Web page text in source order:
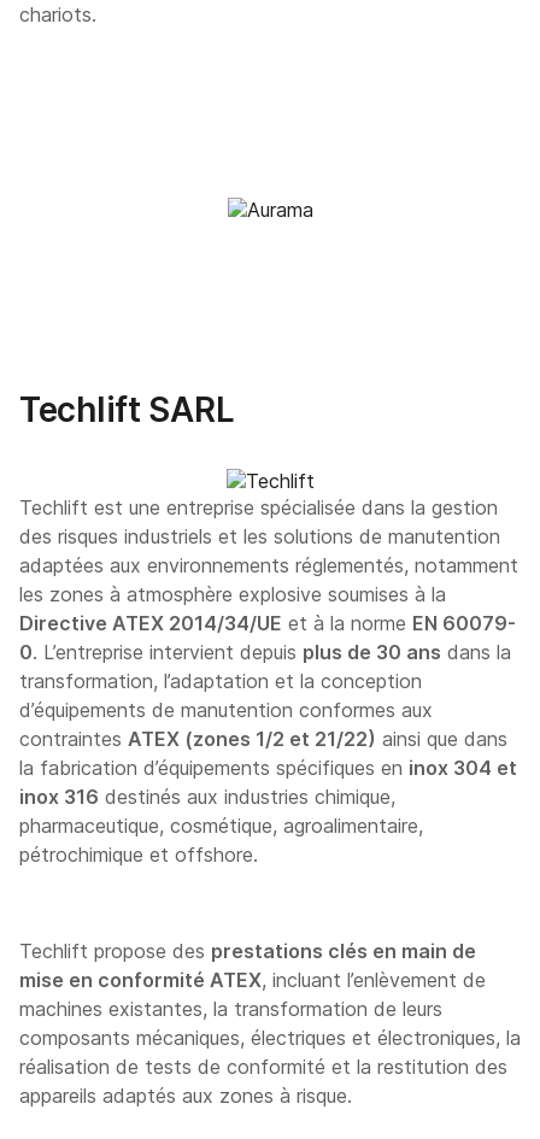
chariots.
Techlift SARL
Techlift est une entreprise spécialisée dans la gestion
des risques industriels et les solutions de manutention
adaptées aux environnements réglementés, notamment
les zones à atmosphère explosive soumises à la
Directive ATEX 2014/34/UE et à la norme EN 60079-
0. L’entreprise intervient depuis plus de 30 ans dans la
transformation, l’adaptation et la conception
d’équipements de manutention conformes aux
contraintes ATEX (zones 1/2 et 21/22) ainsi que dans
la fabrication d’équipements spécifiques en inox 304 et
inox 316 destinés aux industries chimique,
pharmaceutique, cosmétique, agroalimentaire,
pétrochimique et offshore.
Techlift propose des prestations clés en main de
mise en conformité ATEX, incluant l’enlèvement de
machines existantes, la transformation de leurs
composants mécaniques, électriques et électroniques, la
réalisation de tests de conformité et la restitution des
appareils adaptés aux zones à risque.